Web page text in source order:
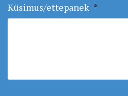
Küsimus/ettepanek *